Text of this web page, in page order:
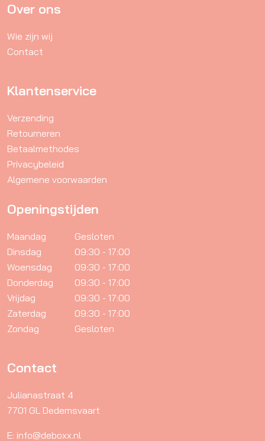
Over ons
Wie zijn wij
Contact
Klantenservice
Verzending
Retourneren
Betaalmethodes
Privacybeleid
Algemene voorwaarden
Openingstijden
Maandag
Gesloten
Dinsdag
09:30 - 17:00
Woensdag
09:30 - 17:00
Donderdag
09:30 - 17:00
Vrijdag
09:30 - 17:00
Zaterdag
09:30 - 17:00
Zondag
Gesloten
Contact
Julianastraat 4
7701 GL Dedemsvaart
E: info@deboxx.nl